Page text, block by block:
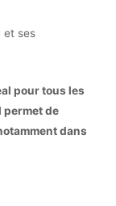
et ses
pour tous les
permet de
dans